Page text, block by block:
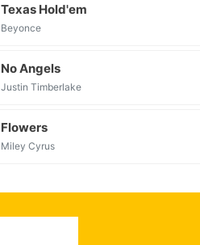
Texas Hold'em
Beyonce
No Angels
Justin Timberlake
Flowers
Miley Cyrus